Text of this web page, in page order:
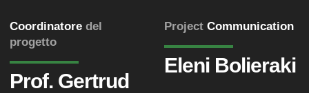
Coordinatore del
progetto
Prof. Gertrud
Project Communication
Eleni Bolieraki